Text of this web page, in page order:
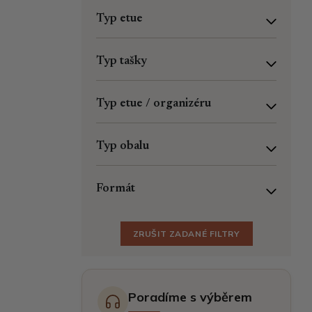
Typ etue
Typ tašky
Typ etue / organizéru
Typ obalu
Formát
ZRUŠIT ZADANÉ FILTRY
Poradíme s výběrem